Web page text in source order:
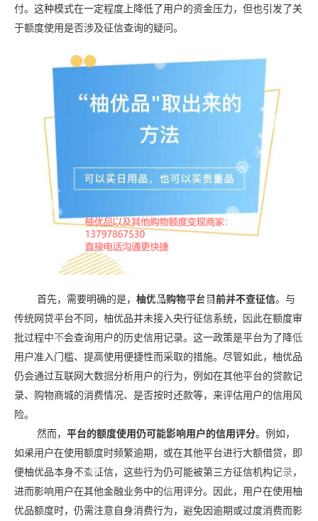
付。这种模式在一定程度上降低了用户的资金压力，但也引发了关
于额度使用是否涉及征信查询的疑问。
首先，需要明确的是， 柚优品购物平台目前并不查征信。与
传统网贷平台不同，柚优品并未接入央行征信系统，因此在额度审
批过程中不会查询用户的历史信用记录。这一政策是平台为了降低
用户准入门槛、提高使用便捷性而采取的措施。尽管如此，柚优品
仍会通过互联网大数据分析用户的行为，例如在其他平台的贷款记
录、购物商城的消费情况、是否按时还款等，来评估用户的信用风
险。
然而， 平台的额度使用仍可能影响用户的信用评分。例如，
如果用户在使用额度时频繁逾期，或在其他平台进行大额借贷，即
便柚优品本身不查征信，这些行为仍可能被第三方征信机构记录，
进而影响用户在其他金融业务中的信用评分。因此，用户在使用柚
优品额度时，仍需注意自身消费行为，避免因逾期或过度消费而影